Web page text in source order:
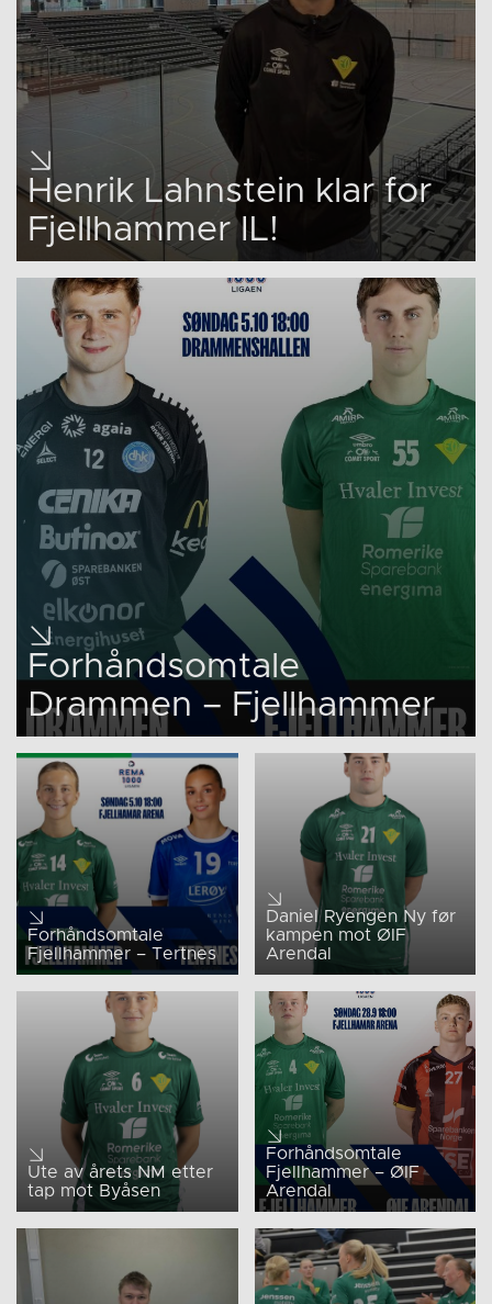
Henrik Lahnstein klar for
Fjellhammer IL!
Forhåndsomtale
Drammen – Fjellhammer
Forhåndsomtale
Fjellhammer – Tertnes
Daniel Ryengen Ny før
kampen mot ØIF
Arendal
Ute av årets NM etter
tap mot Byåsen
Forhåndsomtale
Fjellhammer – ØIF
Arendal